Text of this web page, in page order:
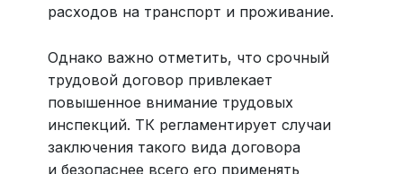
расходов на транспорт и проживание.
Однако важно отметить, что срочный
трудовой договор привлекает
повышенное внимание трудовых
инспекций. ТК регламентирует случаи
заключения такого вида договора
и безопаснее всего его применять